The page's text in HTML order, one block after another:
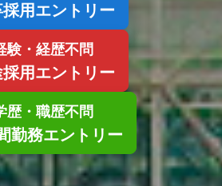
採用エントリー
験・経歴不問
採用エントリー
歴・職歴不問
勤務エントリー